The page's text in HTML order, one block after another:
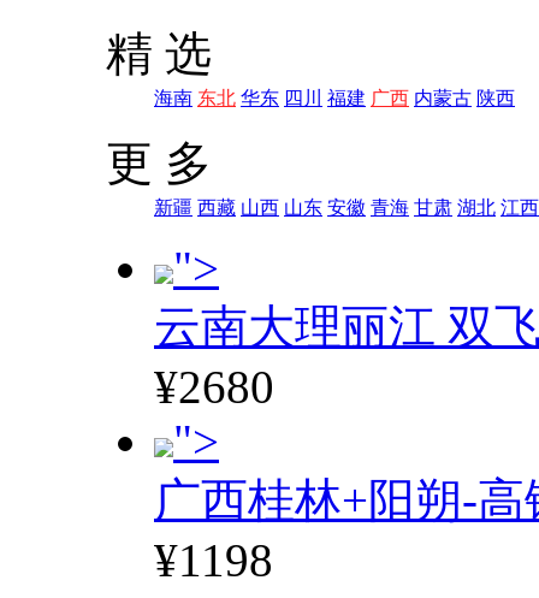
精 选
海南 东北 华东 四川 福建 广西 内蒙古 陕西
更 多
新疆 西藏 山西 山东 安徽 青海 甘肃 湖北 江西
">
云南大理丽江 双
¥2680
">
广西桂林+阳朔-高
¥1198